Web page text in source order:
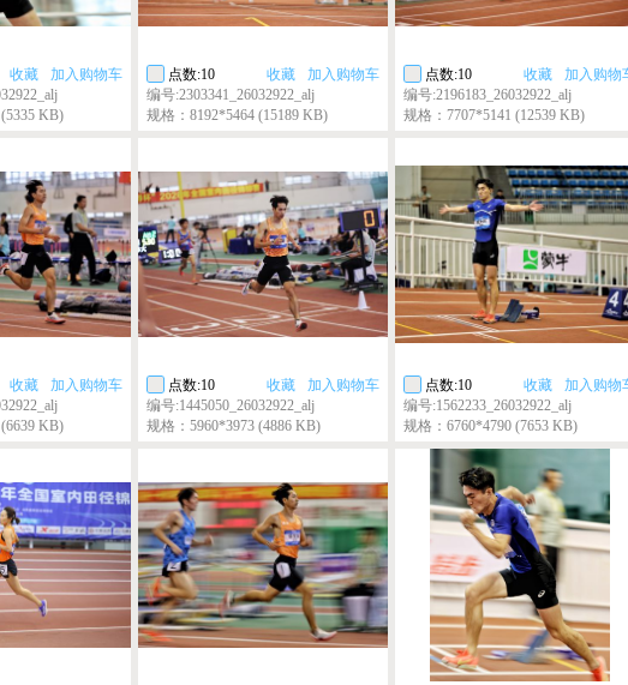
收藏 加入购物车
KB)
收藏 加入购物车
点数:10
编号:2303341_26032922_alj
规格：8192*5464 (15189 KB)
收藏 加入购物
点数:10
编号:2196183_26032922_alj
规格：7707*5141 (12539 KB)
收藏 加入购物车
KB)
收藏 加入购物车
点数:10
编号:1445050_26032922_alj
规格：5960*3973 (4886 KB)
收藏 加入购物
点数:10
编号:1562233_26032922_alj
规格：6760*4790 (7653 KB)